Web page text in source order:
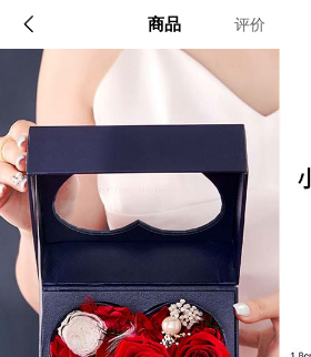
商品 评价
配送说明
顺丰深圳发货, 全国可达, 包邮!
确定
店铺信息
该地区暂无配送门店
确定